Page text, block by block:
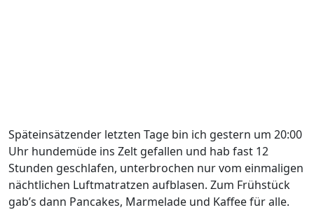
Späteinsätzender letzten Tage bin ich gestern um 20:00
Uhr hundemüde ins Zelt gefallen und hab fast 12
Stunden geschlafen, unterbrochen nur vom einmaligen
nächtlichen Luftmatratzen aufblasen. Zum Frühstück
gab’s dann Pancakes, Marmelade und Kaffee für alle.